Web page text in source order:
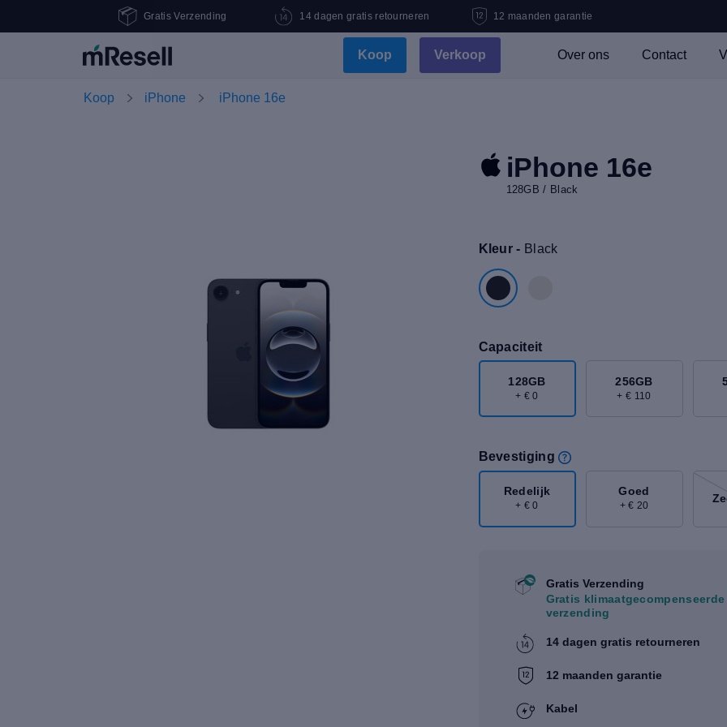
Gratis Verzending 14 dagen gratis retourneren 12 maanden garantie
Koop Verkoop Over ons Contact
Koop iPhone iPhone 16e
iPhone 16e
128GB / Black
Kleur - Black
Capaciteit
128GB
+ € 0
256GB
+ € 110
Bevestiging
Redelijk
+ € 0
Goed
+ € 20
Gratis Verzending
Gratis klimaatgecompenseerde
verzending
14 dagen gratis retourneren
12 maanden garantie
Kabel